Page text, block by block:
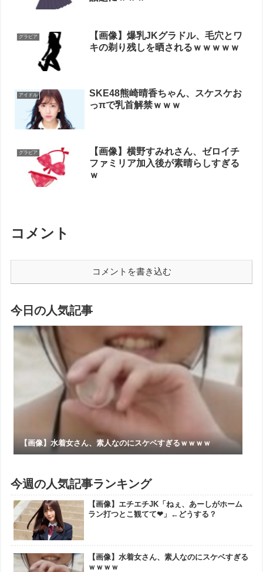
グラビア
【画像】爆乳JKグラドル、毛穴とワ
キの剃り残しを晒されるｗｗｗｗｗ
アイドル
SKE48熊崎晴香ちゃん、スケスケお
っπで乳首解禁ｗｗｗ
グラビア
【画像】横野すみれさん、ゼロイチ
ファミリア加入後が素晴らしすぎる
ｗ
コメント
コメントを書き込む
今日の人気記事
【画像】水着女さん、素人なのにスケベすぎるｗｗｗｗ
今週の人気記事ランキング
【画像】エチエチJK「ねぇ、あーしがホーム
ラン打つとこ観てて❤」←どうする？
【画像】水着女さん、素人なのにスケベすぎる
ｗｗｗｗ